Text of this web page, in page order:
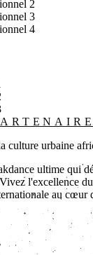
culture urbaine
ultime qui
l'excellence
au cœur